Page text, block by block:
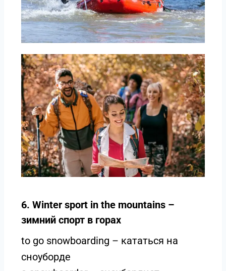
6. Winter sport in the mountains –
зимний спорт в горах
to go snowboarding – кататься на
сноуборде